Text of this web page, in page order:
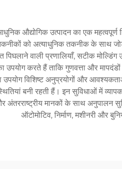
औद्योगिक उत्पादन का एक
को अत्याधुनिक तकनीक के साथ
पिघलाने वाली प्रणालियाँ, सटीक
उपयोग करते हैं ताकि गुणवत्ता और
विशिष्ट अनुप्रयोगों और
बनी रहती हैं। इन सुविधाओं में
अंतरराष्ट्रीय मानकों के साथ अनुपालन
ऑटोमोटिव, निर्माण, मशीनरी और